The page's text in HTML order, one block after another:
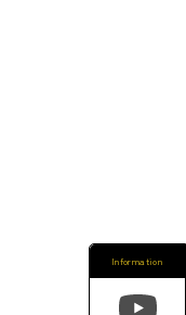
Information